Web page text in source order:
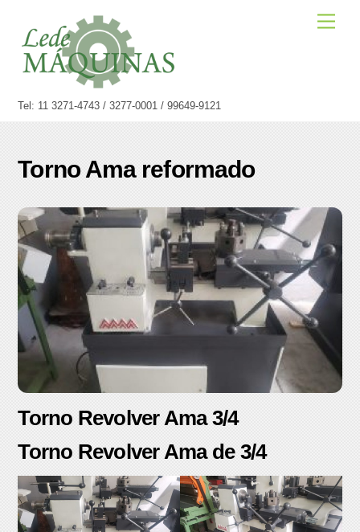
content
Tel: 11 3271-4743 / 3277-0001 / 99649-9121
Torno Ama reformado
Torno Revolver Ama 3/4
Torno Revolver Ama de 3/4